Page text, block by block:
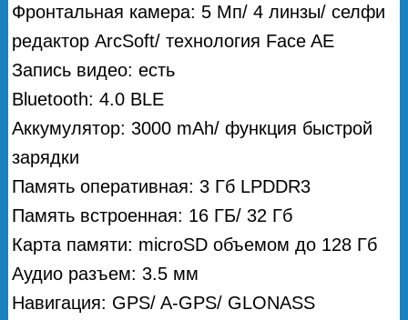
Фронтальная камера: 5 Мп/ 4 линзы/ селфи
редактор ArcSoft/ технология Face AE
Запись видео: есть
Bluetooth: 4.0 BLE
Аккумулятор: 3000 mAh/ функция быстрой
зарядки
Память оперативная: 3 Гб LPDDR3
Память встроенная: 16 ГБ/ 32 Гб
Карта памяти: microSD объемом до 128 Гб
Аудио разъем: 3.5 мм
Навигация: GPS/ A-GPS/ GLONASS